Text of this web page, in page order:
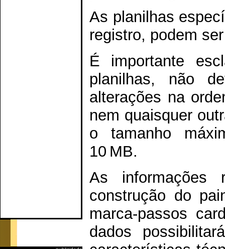
As planilhas
registro, podem
É importante
planilhas, não
alterações na
nem quaisquer
o tamanho
10 MB.
As informações
construção do
marca-passos
dados